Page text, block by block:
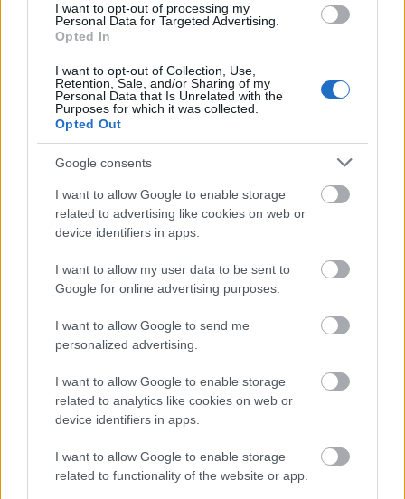
I want to opt-out of processing my
Personal Data for Targeted Advertising.
Opted In
I want to opt-out of Collection, Use,
Retention, Sale, and/or Sharing of my
Personal Data that Is Unrelated with the
Purposes for which it was collected.
Opted Out
Google consents
I want to allow Google to enable storage
related to advertising like cookies on web or
device identifiers in apps.
I want to allow my user data to be sent to
Google for online advertising purposes.
I want to allow Google to send me
personalized advertising.
I want to allow Google to enable storage
related to analytics like cookies on web or
device identifiers in apps.
I want to allow Google to enable storage
related to functionality of the website or app.
BEKIÁLTÁS: Dúl a jobboldali
Kabai Domokos Lajos • 2019. szeptember 13.
A játéktéren kívül szoríthatják a független,
konzervatív Magyar Hangot az új kormánypárti
hetilappal, a Mandinerrel. Nem szűnik a jövés-
menés a közéleti újságok médiapiacán. Már
amennyiben létezik ilyen a magyarországi viszonyok
között, ahol főként azon múlik egy internetes vagy